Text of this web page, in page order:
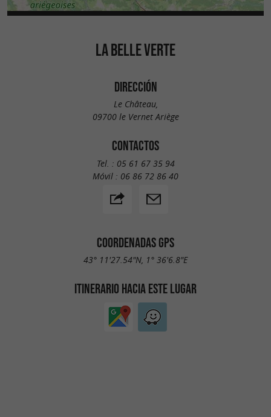
LA BELLE VERTE
DIRECCIÓN
Le Château,
09700 le Vernet Ariège
CONTACTOS
Tel. : 05 61 67 35 94
Móvil : 06 86 72 86 40
COORDENADAS GPS
43° 11'27.54"N, 1° 36'6.8"E
ITINERARIO HACIA ESTE LUGAR